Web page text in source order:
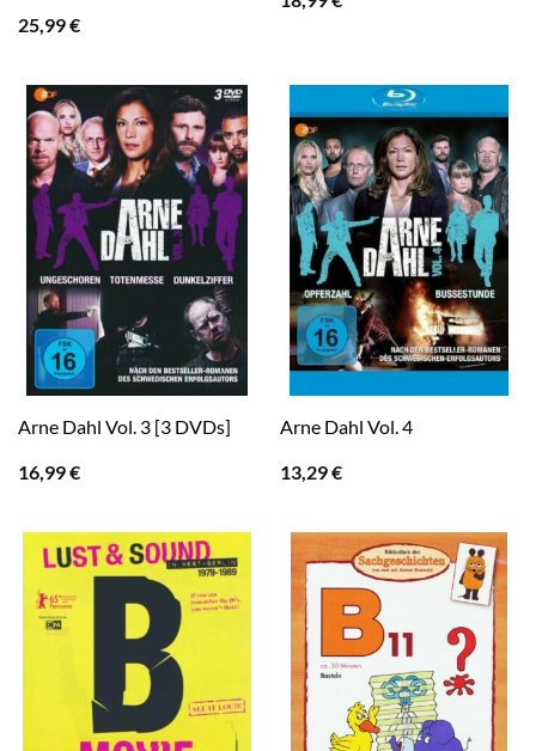
25,99€
Arne Dahl Vol. 3 [3 DVDs]
16,99€
Arne Dahl Vol. 4
13,29€